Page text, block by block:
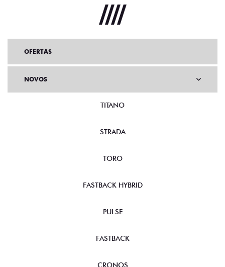
OFERTAS
NOVOS
TITANO
STRADA
TORO
FASTBACK HYBRID
PULSE
FASTBACK
CRONOS